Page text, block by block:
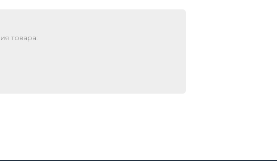
товара: